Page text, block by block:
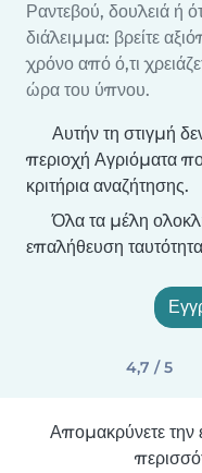
Ραντεβού, δουλειά ή
διάλειμμα: βρείτε
χρόνο από ό,τι
ώρα του ύπνου.
Αυτήν τη στιγμή
περιοχή Αγριόματα
κριτήρια αναζήτησης.
Όλα τα μέλη
επαλήθευση
4,7 / 5
Απομακρύνετε την